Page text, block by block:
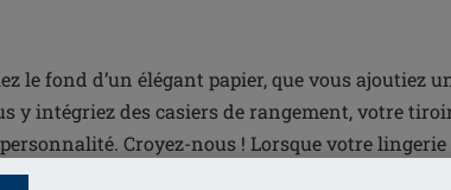
le fond d’un élégant papier, que vous ajoutiez
y intégriez des casiers de rangement, votre
Croyez-nous ! Lorsque votre
votre attitude. Nous avons demandé à des